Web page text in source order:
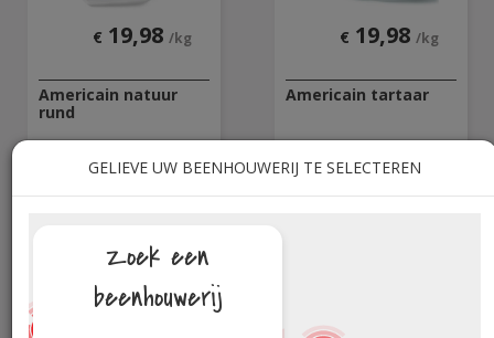
Zoek een
beenhouwerij
GELIEVE UW BEENHOUWERIJ TE SELECTEREN
2
€ 19,98 /kg
Americain natuur
rund
€ 19,98 /kg
Americain tartaar